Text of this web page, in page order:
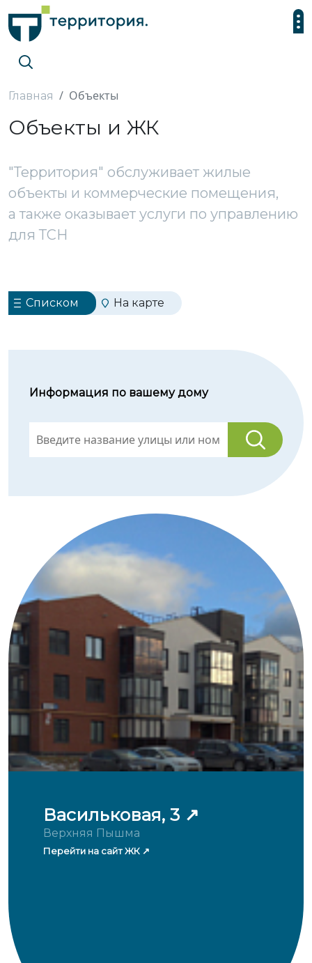
Главная Объекты
Объекты и ЖК
"Территория" обслуживает жилые
объекты и коммерческие помещения,
а также оказывает услуги по управлению
для ТСН
Списком На карте
Информация по вашему дому
Васильковая, 3
Верхняя Пышма
Перейти на сайт ЖК